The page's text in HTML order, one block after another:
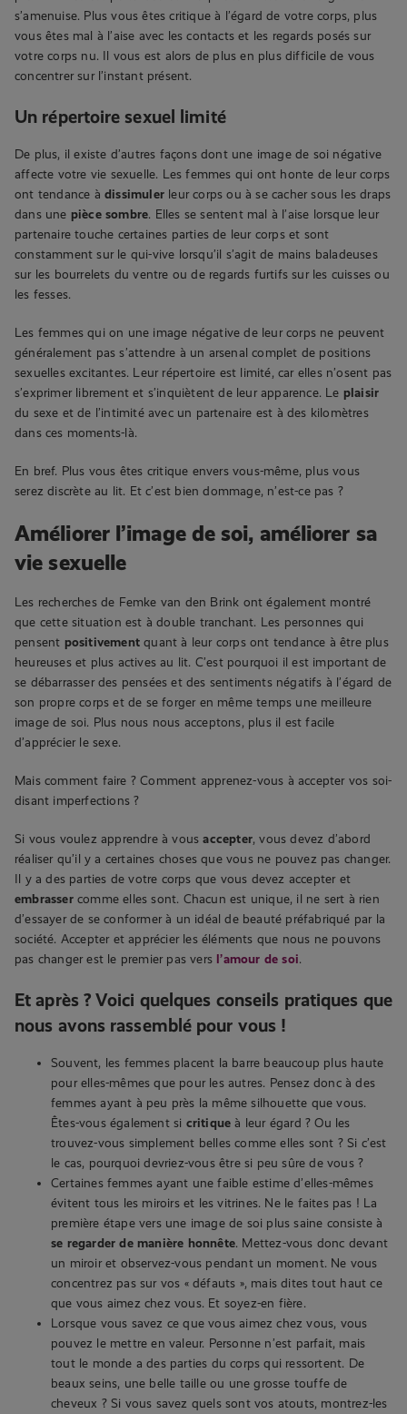
s’amenuise. Plus vous êtes critique à l’égard de votre corps, plus
vous êtes mal à l’aise avec les contacts et les regards posés sur
votre corps nu. Il vous est alors de plus en plus difficile de vous
concentrer sur l’instant présent.
Un répertoire sexuel limité
De plus, il existe d’autres façons dont une image de soi négative
affecte votre vie sexuelle. Les femmes qui ont honte de leur corps
ont tendance à dissimuler leur corps ou à se cacher sous les draps
dans une pièce sombre. Elles se sentent mal à l’aise lorsque leur
partenaire touche certaines parties de leur corps et sont
constamment sur le qui-vive lorsqu’il s’agit de mains baladeuses
sur les bourrelets du ventre ou de regards furtifs sur les cuisses ou
les fesses.
Les femmes qui on une image négative de leur corps ne peuvent
généralement pas s’attendre à un arsenal complet de positions
sexuelles excitantes. Leur répertoire est limité, car elles n’osent pas
s’exprimer librement et s’inquiètent de leur apparence. Le plaisir
du sexe et de l’intimité avec un partenaire est à des kilomètres
dans ces moments-là.
En bref. Plus vous êtes critique envers vous-même, plus vous
serez discrète au lit. Et c’est bien dommage, n’est-ce pas ?
Améliorer l’image de soi, améliorer sa
vie sexuelle
Les recherches de Femke van den Brink ont également montré
que cette situation est à double tranchant. Les personnes qui
pensent positivement quant à leur corps ont tendance à être plus
heureuses et plus actives au lit. C’est pourquoi il est important de
se débarrasser des pensées et des sentiments négatifs à l’égard de
son propre corps et de se forger en même temps une meilleure
image de soi. Plus nous nous acceptons, plus il est facile
d’apprécier le sexe.
Mais comment faire ? Comment apprenez-vous à accepter vos soi-
disant imperfections ?
Si vous voulez apprendre à vousaccepter, vous devez d’abord
réaliser qu’il y a certaines choses que vous ne pouvez pas changer.
Il y a des parties de votre corps que vous devez accepter et
embrassercomme elles sont. Chacun est unique, il ne sert à rien
d’essayer de se conformer à un idéal de beauté préfabriqué par la
société. Accepter et apprécier les éléments que nous ne pouvons
pas changer est le premier pas vers l’amour de soi.
Et après ? Voici quelques conseils pratiques que
nous avons rassemblé pour vous !
Souvent, les femmes placent la barre beaucoup plus haute
pour elles-mêmes que pour les autres. Pensez donc à des
femmes ayant à peu près la même silhouette que vous.
Êtes-vous également si critique à leur égard ? Ou les
trouvez-vous simplement belles comme elles sont ? Si c’est
le cas, pourquoi devriez-vous être si peu sûre de vous ?
Certaines femmes ayant une faible estime d’elles-mêmes
évitent tous les miroirs et les vitrines. Ne le faites pas ! La
première étape vers une image de soi plus saine consiste à
se regarder de manière honnête. Mettez-vous donc devant
un miroir et observez-vous pendant un moment. Ne vous
concentrez pas sur vos « défauts », mais dites tout haut ce
que vous aimez chez vous. Et soyez-en fière.
Lorsque vous savez ce que vous aimez chez vous, vous
pouvez le mettre en valeur. Personne n’est parfait, mais
tout le monde a des parties du corps qui ressortent. De
beaux seins, une belle taille ou une grosse touffe de
cheveux ? Si vous savez quels sont vos atouts, montrez-les